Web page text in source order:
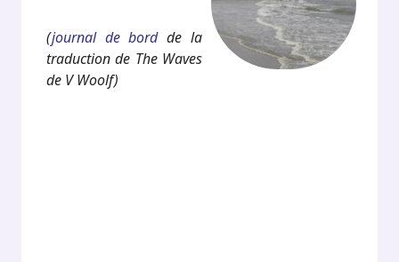
(journal de bordde la
traduction de The Waves
de V Woolf)